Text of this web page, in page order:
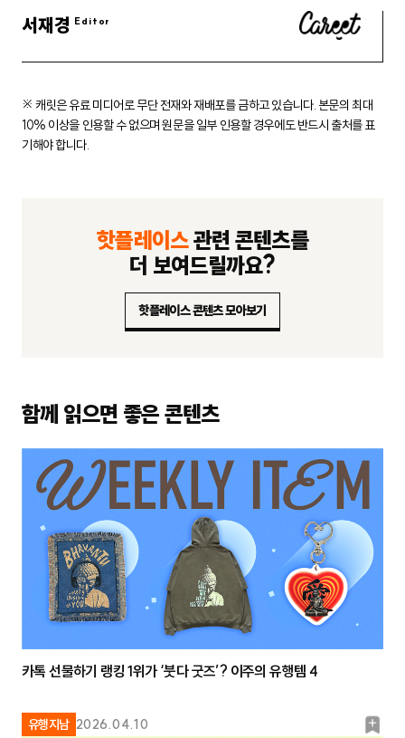
서재경
※ 캐릿은 유료 미디어로 무단 전재와 재배포를 금하고 있습니다. 본문의 최대
10% 이상을 인용할 수 없으며 원문을 일부 인용할 경우에도반드시 출처를 표
기해야 합니다.
핫플레이스관련 콘텐츠를
더 보여드릴까요?
핫플레이스 콘텐츠 모아보기
함께 읽으면 좋은 콘텐츠
유행지남 2026.04.10
북
카톡 선물하기 랭킹 1위가 ‘붓다 굿즈’? 이주의 유행템 4